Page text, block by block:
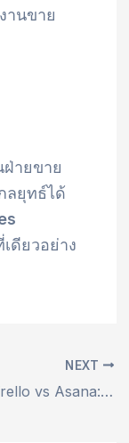
านขาย
ายขาย
ลยุทธ์ได้
ดียวอย่าง
NEXT
Monday.com vs Trello vs Asana: เลือกตัวไหนดีสำหรับทีมขาย?